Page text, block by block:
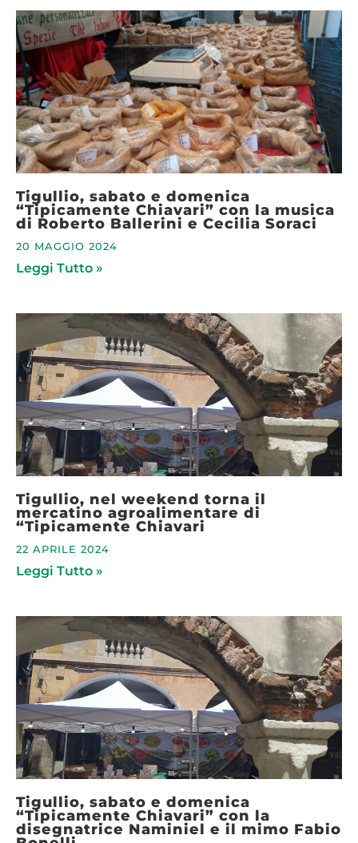
Tigullio, sabato e domenica
“Tipicamente Chiavari” con la musica
di Roberto Ballerini e Cecilia Soraci
20 MAGGIO 2024
Leggi Tutto »
Tigullio, nel weekend torna il
mercatino agroalimentare di
“Tipicamente Chiavari
22 APRILE 2024
Leggi Tutto »
Tigullio, sabato e domenica
“Tipicamente Chiavari” con la
disegnatrice Naminiel e il mimo Fabio